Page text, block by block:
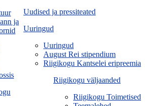
Uudised ja pressiteated
Uuringud
Uuringud
August Rei stipendium
Riigikogu Kantselei eripreemia
Riigikogu väljaanded
Riigikogu Toimetised
ja